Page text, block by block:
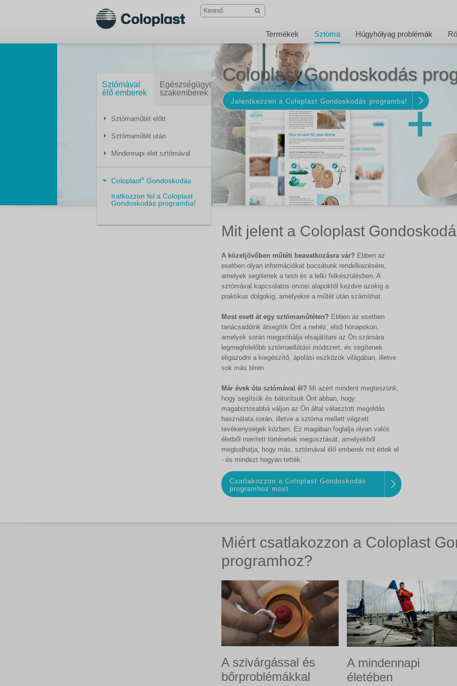
Termékek Sztóma Húgyhólyag problémák
Sztómával
élő emberek
Sztómaműtét előtt
Sztómaműtét után
Mindennapi élet sztómával
Egészségügyi
szakemberek
Coloplast® Gondoskodás
Iratkozzon fel a Coloplast
Gondoskodás programba!
Jelentkezzen a Coloplast Gondoskodás programba!
Mit jelent a Coloplast
A közeljövőben műtéti beavatkozásra vár? Ebben az
esetben olyan információkat bocsátunk rendelkezésére,
amelyek segítenek a testi és a lelki felkészülésben. A
sztómával kapcsolatos orvosi alapoktól kezdve azokig a
praktikus dolgokig, amelyekre a műtét után számíthat.
Most esett át egy sztómaműtéten? Ebben az esetben
tanácsadóink átsegítik Önt a nehéz, első hónapokon,
amelyek során megpróbálja elsajátítani az Ön számára
legmegfelelőbb sztómaellátási módszert, és segítenek
eligazodni a kiegészítő, ápolási eszközök világában, illetve
sok más téren.
Már évek óta sztómával él? Mi azért mindent megteszünk,
hogy segítsük és bátorítsuk Önt abban, hogy
magabiztosabbá váljon az Ön által választott megoldás
használata során, illetve a sztóma mellett végzett
tevékenységek közben. Ez magában foglalja olyan valós
életből merített történetek megosztását, amelyekből
megtudhatja, hogy más, sztómával élő emberek mit értek el
- és mindezt hogyan tették.
Csatlakozzon a Coloplast Gondoskodás
programhoz most
Miért csatlakozzon a Coloplast
programhoz?
A szivárgással és
bőrproblémákkal
A mindennapi
életében